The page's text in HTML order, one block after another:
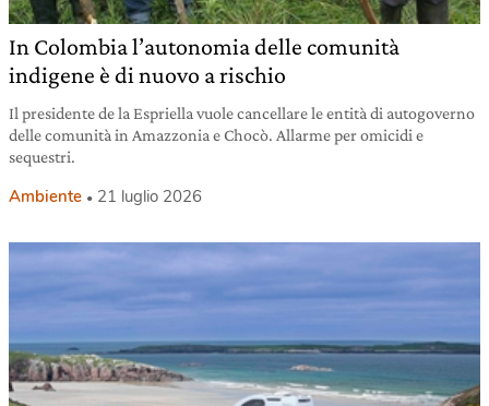
In Colombia l’autonomia delle comunità
indigene è di nuovo a rischio
Il presidente de la Espriella vuole cancellare le entità di autogoverno
delle comunità in Amazzonia e Chocò. Allarme per omicidi e
sequestri.
Ambiente 21 luglio 2026